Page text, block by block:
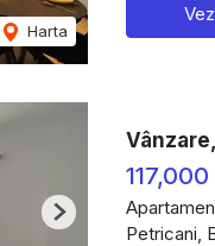
Harta
Next
117,000
Petricani,